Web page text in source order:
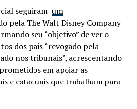
seguiram um
pela The Walt Disney Company
seu “objetivo” de ver o
dos pais “revogado pela
nos tribunais”, acrescentando
em apoiar as
e estaduais que trabalham para